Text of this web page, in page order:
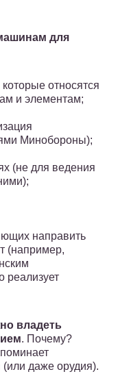
для
которые относятся
и элементам;
Минобороны);
(не для ведения
направить
(например,
реализует
владеть
. Почему?
(или даже орудия).